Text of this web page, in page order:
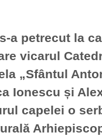
a petrecut la
vicarul
„Sfântul
Ionescu și
capelei o